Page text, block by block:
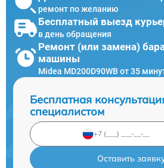
ремонт по желанию
Бесплатный выезд
в день обращения
Ремонт (или замена)
машины
Midea MD200D90WB от 35
Бесплатная
специалистом
Оставить